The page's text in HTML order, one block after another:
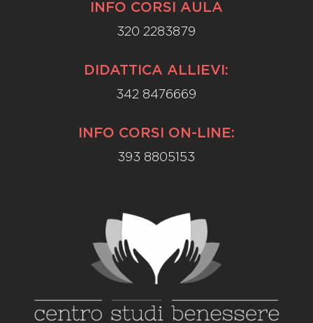
INFO CORSI AULA
320 2283879
DIDATTICA ALLIEVI:
342 8476669
INFO CORSI ON-LINE:
393 8805153